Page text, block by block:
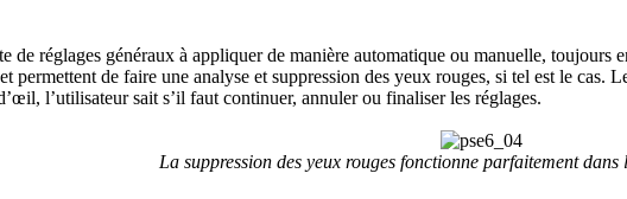
de réglages généraux à appliquer de manière automatique ou manuelle, toujours
permettent de faire une analyse et suppression des yeux rouges, si tel est le
l’utilisateur sait s’il faut continuer, annuler ou finaliser les réglages.
La suppression des yeux rouges fonctionne parfaitement